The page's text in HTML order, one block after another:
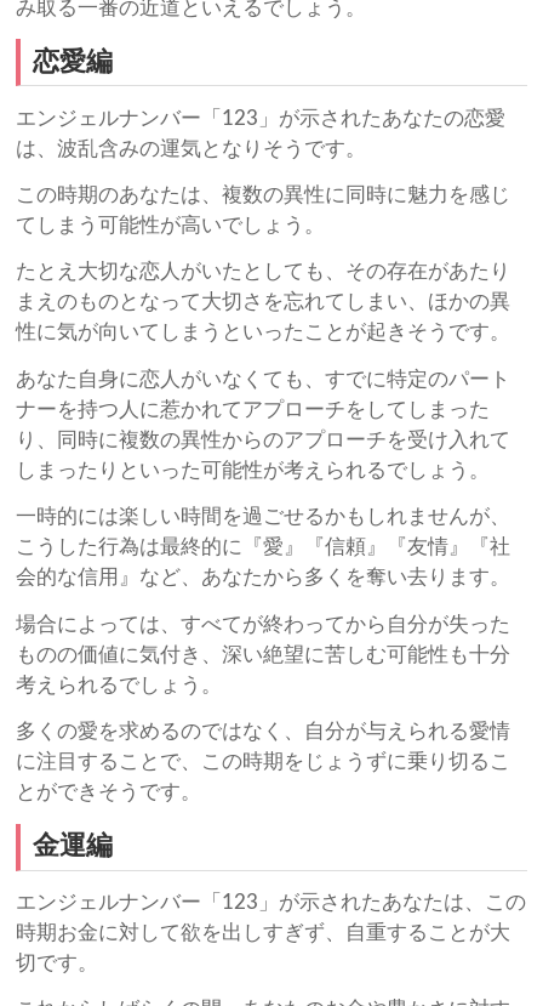
み取る一番の近道といえるでしょう。
恋愛編
エンジェルナンバー「123」が示されたあなたの恋愛
は、波乱含みの運気となりそうです。
この時期のあなたは、複数の異性に同時に魅力を感じ
てしまう可能性が高いでしょう。
たとえ大切な恋人がいたとしても、その存在があたり
まえのものとなって大切さを忘れてしまい、ほかの異
性に気が向いてしまうといったことが起きそうです。
あなた自身に恋人がいなくても、すでに特定のパート
ナーを持つ人に惹かれてアプローチをしてしまった
り、同時に複数の異性からのアプローチを受け入れて
しまったりといった可能性が考えられるでしょう。
一時的には楽しい時間を過ごせるかもしれませんが、
こうした行為は最終的に『愛』『信頼』『友情』『社
会的な信用』など、あなたから多くを奪い去ります。
場合によっては、すべてが終わってから自分が失った
ものの価値に気付き、深い絶望に苦しむ可能性も十分
考えられるでしょう。
多くの愛を求めるのではなく、自分が与えられる愛情
に注目することで、この時期をじょうずに乗り切るこ
とができそうです。
金運編
エンジェルナンバー「123」が示されたあなたは、この
時期お金に対して欲を出しすぎず、自重することが大
切です。